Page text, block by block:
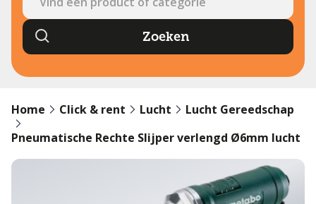
Home Click & rent Lucht
Lucht Gereedschap
Pneumatische Rechte Slijper verlengd Ø6mm lucht